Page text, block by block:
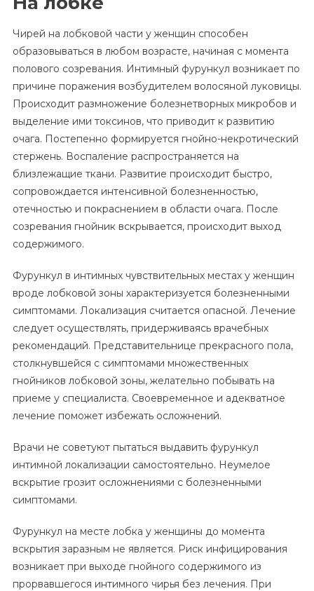
Чирей на лобковой части у женщин способен
образовываться в любом возрасте, начиная с момента
полового созревания. Интимный фурункул возникает по
причине поражения возбудителем волосяной луковицы.
Происходит размножение болезнетворных микробов и
выделение ими токсинов, что приводит к развитию
очага. Постепенно формируется гнойно-некротический
стержень. Воспаление распространяется на
близлежащие ткани. Развитие происходит быстро,
сопровождается интенсивной болезненностью,
отечностью и покраснением в области очага. После
созревания гнойник вскрывается, происходит выход
содержимого.
Фурункул в интимных чувствительных местах у женщин
вроде лобковой зоны характеризуется болезненными
симптомами. Локализация считается опасной. Лечение
следует осуществлять, придерживаясь врачебных
рекомендаций. Представительнице прекрасного пола,
столкнувшейся с симптомами множественных
гнойников лобковой зоны, желательно побывать на
приеме у специалиста. Своевременное и адекватное
лечение поможет избежать осложнений.
Врачи не советуют пытаться выдавить фурункул
интимной локализации самостоятельно. Неумелое
вскрытие грозит осложнениями с болезненными
симптомами.
Фурункул на месте лобка у женщины до момента
вскрытия заразным не является. Риск инфицирования
возникает при выходе гнойного содержимого из
прорвавшегося интимного чирья без лечения. При